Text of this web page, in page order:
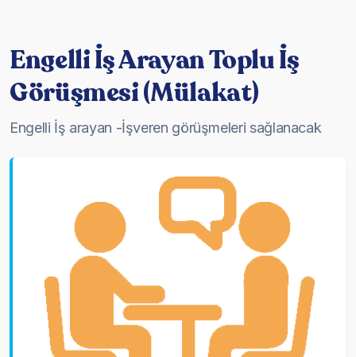
Engelli İş Arayan Toplu İş
Görüşmesi (Mülakat)
Engelli İş arayan -İşveren görüşmeleri sağlanacak